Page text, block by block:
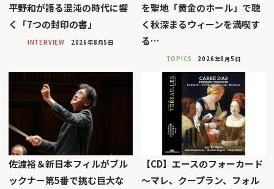
平野和が語る混沌の時代に響
く「7つの封印の書」
INTERVIEW 2026年8月5日
を聖地「黄金のホール」で聴
く秋深まるウィーンを満喫す
る…
TOPICS 2026年8月5日
佐渡裕＆新日本フィルがブル
ックナー第5番で挑む巨大な
【CD】エースのフォーカード
～マレ、クープラン、フォル